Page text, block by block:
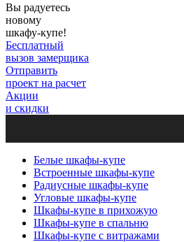
Вы радуетесь
новому
шкафу-купе!
Бесплатный
вызов замерщика
Отправить
проект на расчет
Акции
и скидки
Белые шкафы-купе
Встроенные шкафы-купе
Радиусные шкафы-купе
Угловые шкафы-купе
Шкафы-купе в прихожую
Шкафы-купе в спальню
Шкафы-купе с витражами